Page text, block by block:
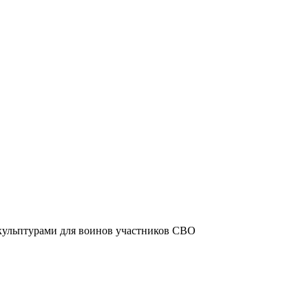
для воинов участников СВО